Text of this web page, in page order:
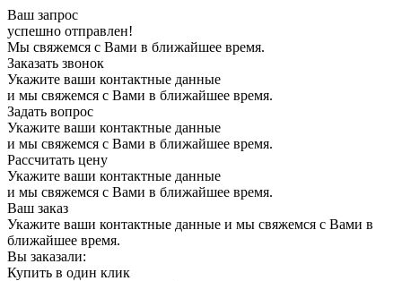
Ваш запрос
успешно отправлен!
Мы свяжемся с Вами в ближайшее время.
Заказать звонок
Укажите ваши контактные данные
и мы свяжемся с Вами в ближайшее время.
Задать вопрос
Укажите ваши контактные данные
и мы свяжемся с Вами в ближайшее время.
Рассчитать цену
Укажите ваши контактные данные
и мы свяжемся с Вами в ближайшее время.
Ваш заказ
Укажите ваши контактные данные и мы свяжемся с Вами в
ближайшее время.
Вы заказали:
Купить в один клик